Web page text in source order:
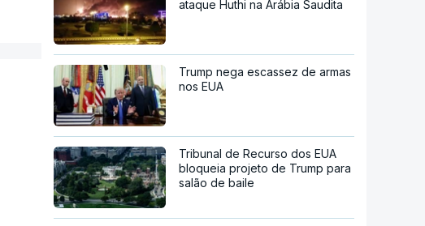
ataque Huthi na Arábia Saudita
Trump nega escassez de armas
nos EUA
Tribunal de Recurso dos EUA
bloqueia projeto de Trump para
salão de baile